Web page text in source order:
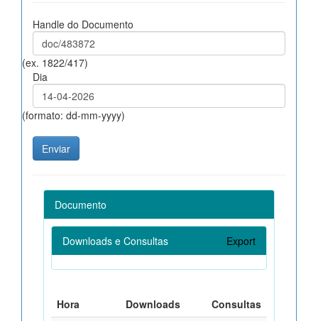
Handle do Documento
(ex. 1822/417)
Dia
(formato: dd-mm-yyyy)
Documento
Downloads e Consultas Export
Hora Downloads
Consultas